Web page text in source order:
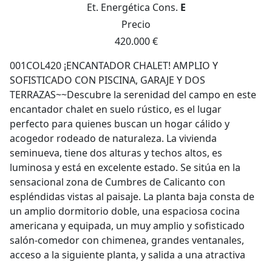
Et. Energética Cons. E
Precio
420.000 €
001COL420 ¡ENCANTADOR CHALET! AMPLIO Y
SOFISTICADO CON PISCINA, GARAJE Y DOS
TERRAZAS~~Descubre la serenidad del campo en este
encantador chalet en suelo rústico, es el lugar
perfecto para quienes buscan un hogar cálido y
acogedor rodeado de naturaleza. La vivienda
seminueva, tiene dos alturas y techos altos, es
luminosa y está en excelente estado. Se sitúa en la
sensacional zona de Cumbres de Calicanto con
espléndidas vistas al paisaje. La planta baja consta de
un amplio dormitorio doble, una espaciosa cocina
americana y equipada, un muy amplio y sofisticado
salón-comedor con chimenea, grandes ventanales,
acceso a la siguiente planta, y salida a una atractiva